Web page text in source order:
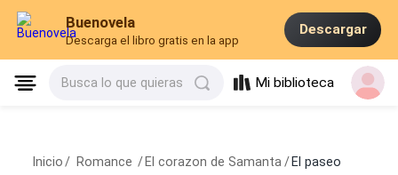
Buenovela
Descarga el libro gratis en la app
Descargar
Busca lo que quieras Mi biblioteca
Inicio / Romance / El corazon de Samanta / El paseo